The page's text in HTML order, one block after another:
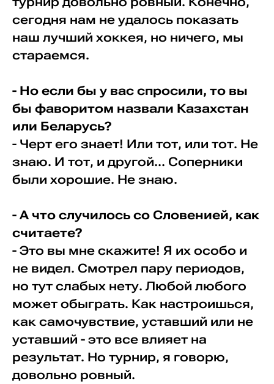
сегодня нам не удалось показать
наш лучший хоккея, но ничего, мы
стараемся.
- Но если бы у вас спросили, то вы
бы фаворитом назвали Казахстан
или Беларусь?
- Черт его знает! Или тот, или тот. Не
знаю. И тот, и другой... Соперники
были хорошие. Не знаю.
- А что случилось со Словенией, как
считаете?
- Это вы мне скажите! Я их особо и
не видел. Смотрел пару периодов,
но тут слабых нету. Любой любого
может обыграть. Как настроишься,
как самочувствие, уставший или не
уставший - это все влияет на
результат. Но турнир, я говорю,
довольно ровный.